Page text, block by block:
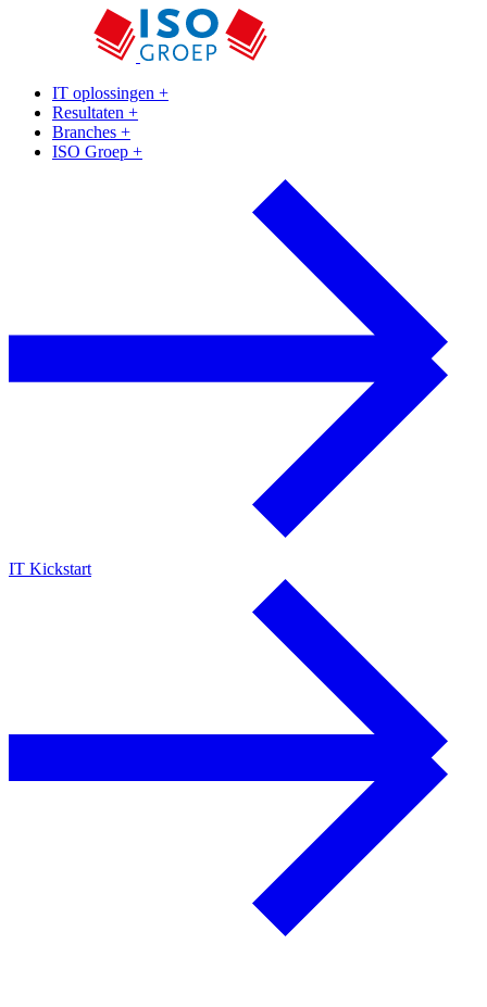
IT oplossingen +
Resultaten +
Branches +
ISO Groep +
IT Kickstart